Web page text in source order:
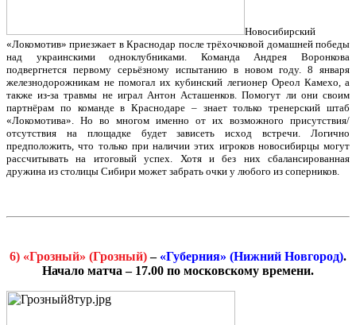
Новосибирский
«Локомотив» приезжает в Краснодар после трёхочковой домашней победы
над украинскими одноклубниками. Команда Андрея Воронкова
подвергнется первому серьёзному испытанию в новом году. 8 января
железнодорожникам не помогал их кубинский легионер Ореол Камехо, а
также из-за травмы не играл Антон Асташенков. Помогут ли они своим
партнёрам по команде в Краснодаре – знает только тренерский штаб
«Локомотива». Но во многом именно от их возможного присутствия/
отсутствия на площадке будет зависеть исход встречи. Логично
предположить, что только при наличии этих игроков новосибирцы могут
рассчитывать на итоговый успех. Хотя и без них сбалансированная
дружина из столицы Сибири может забрать очки у любого из соперников.
6) «Грозный» (Грозный)– «Губерния» (Нижний Новгород).
Начало матча – 17.00 по московскому времени.